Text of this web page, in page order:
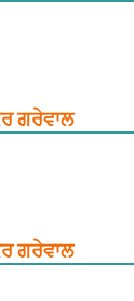
ਗਰੇਵਾਲ
ਗਰੇਵਾਲ